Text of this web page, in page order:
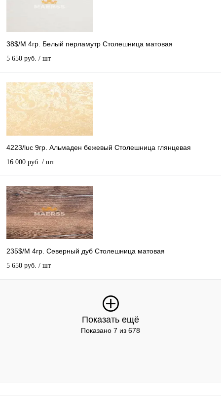
38$/М 4гр. Белый перламутр Столешница матовая
5 650 руб. / шт
4223/luc 9гр. Альмаден бежевый Столешница глянцевая
16 000 руб. / шт
235$/М 4гр. Северный дуб Столешница матовая
5 650 руб. / шт
Показать ещё
Показано 7 из 678